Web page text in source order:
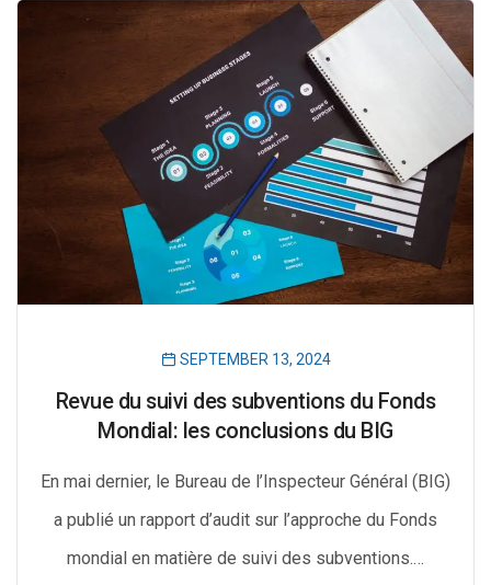
SEPTEMBER 13, 2024
Revue du suivi des subventions du Fonds
Mondial: les conclusions du BIG
En mai dernier, le Bureau de l’Inspecteur Général (BIG)
a publié un rapport d’audit sur l’approche du Fonds
mondial en matière de suivi des subventions.…